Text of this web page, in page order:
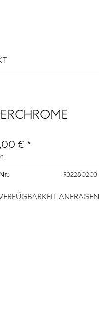
€ *
R32280203
ANFRAGEN